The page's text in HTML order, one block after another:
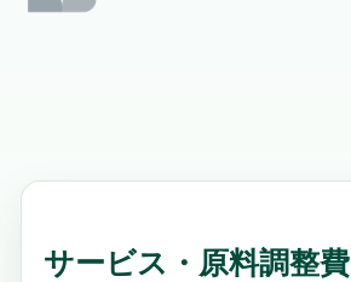
サービス・原料調整費